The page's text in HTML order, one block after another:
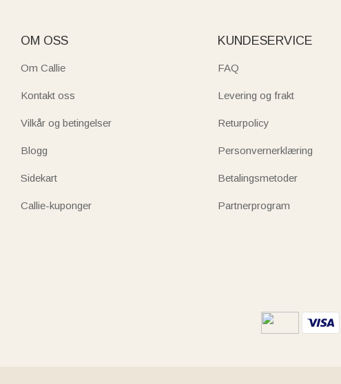
OM OSS
Om Callie
Kontakt oss
Vilkår og betingelser
Blogg
Sidekart
Callie-kuponger
KUNDESERVICE
FAQ
Levering og frakt
Returpolicy
Personvernerklæring
Betalingsmetoder
Partnerprogram